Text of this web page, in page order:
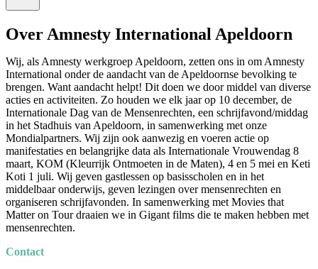
Over Amnesty International Apeldoorn
Wij, als Amnesty werkgroep Apeldoorn, zetten ons in om Amnesty
International onder de aandacht van de Apeldoornse bevolking te
brengen. Want aandacht helpt! Dit doen we door middel van diverse
acties en activiteiten. Zo houden we elk jaar op 10 december, de
Internationale Dag van de Mensenrechten, een schrijfavond/middag
in het Stadhuis van Apeldoorn, in samenwerking met onze
Mondialpartners. Wij zijn ook aanwezig en voeren actie op
manifestaties en belangrijke data als Internationale Vrouwendag 8
maart, KOM (Kleurrijk Ontmoeten in de Maten), 4 en 5 mei en Keti
Koti 1 juli. Wij geven gastlessen op basisscholen en in het
middelbaar onderwijs, geven lezingen over mensenrechten en
organiseren schrijfavonden. In samenwerking met Movies that
Matter on Tour draaien we in Gigant films die te maken hebben met
mensenrechten.
Contact